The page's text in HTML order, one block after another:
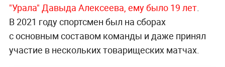
"Урала" Давыда Алексеева, ему было 19 лет.
В 2021 году спортсмен был на сборах
с основным составом команды и даже принял
участие в нескольких товарищеских матчах.